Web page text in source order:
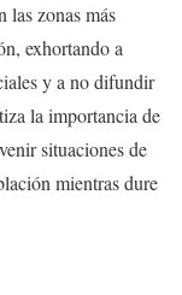
las zonas más
exhortando a
y a no difundir
la importancia de
situaciones de
mientras dure